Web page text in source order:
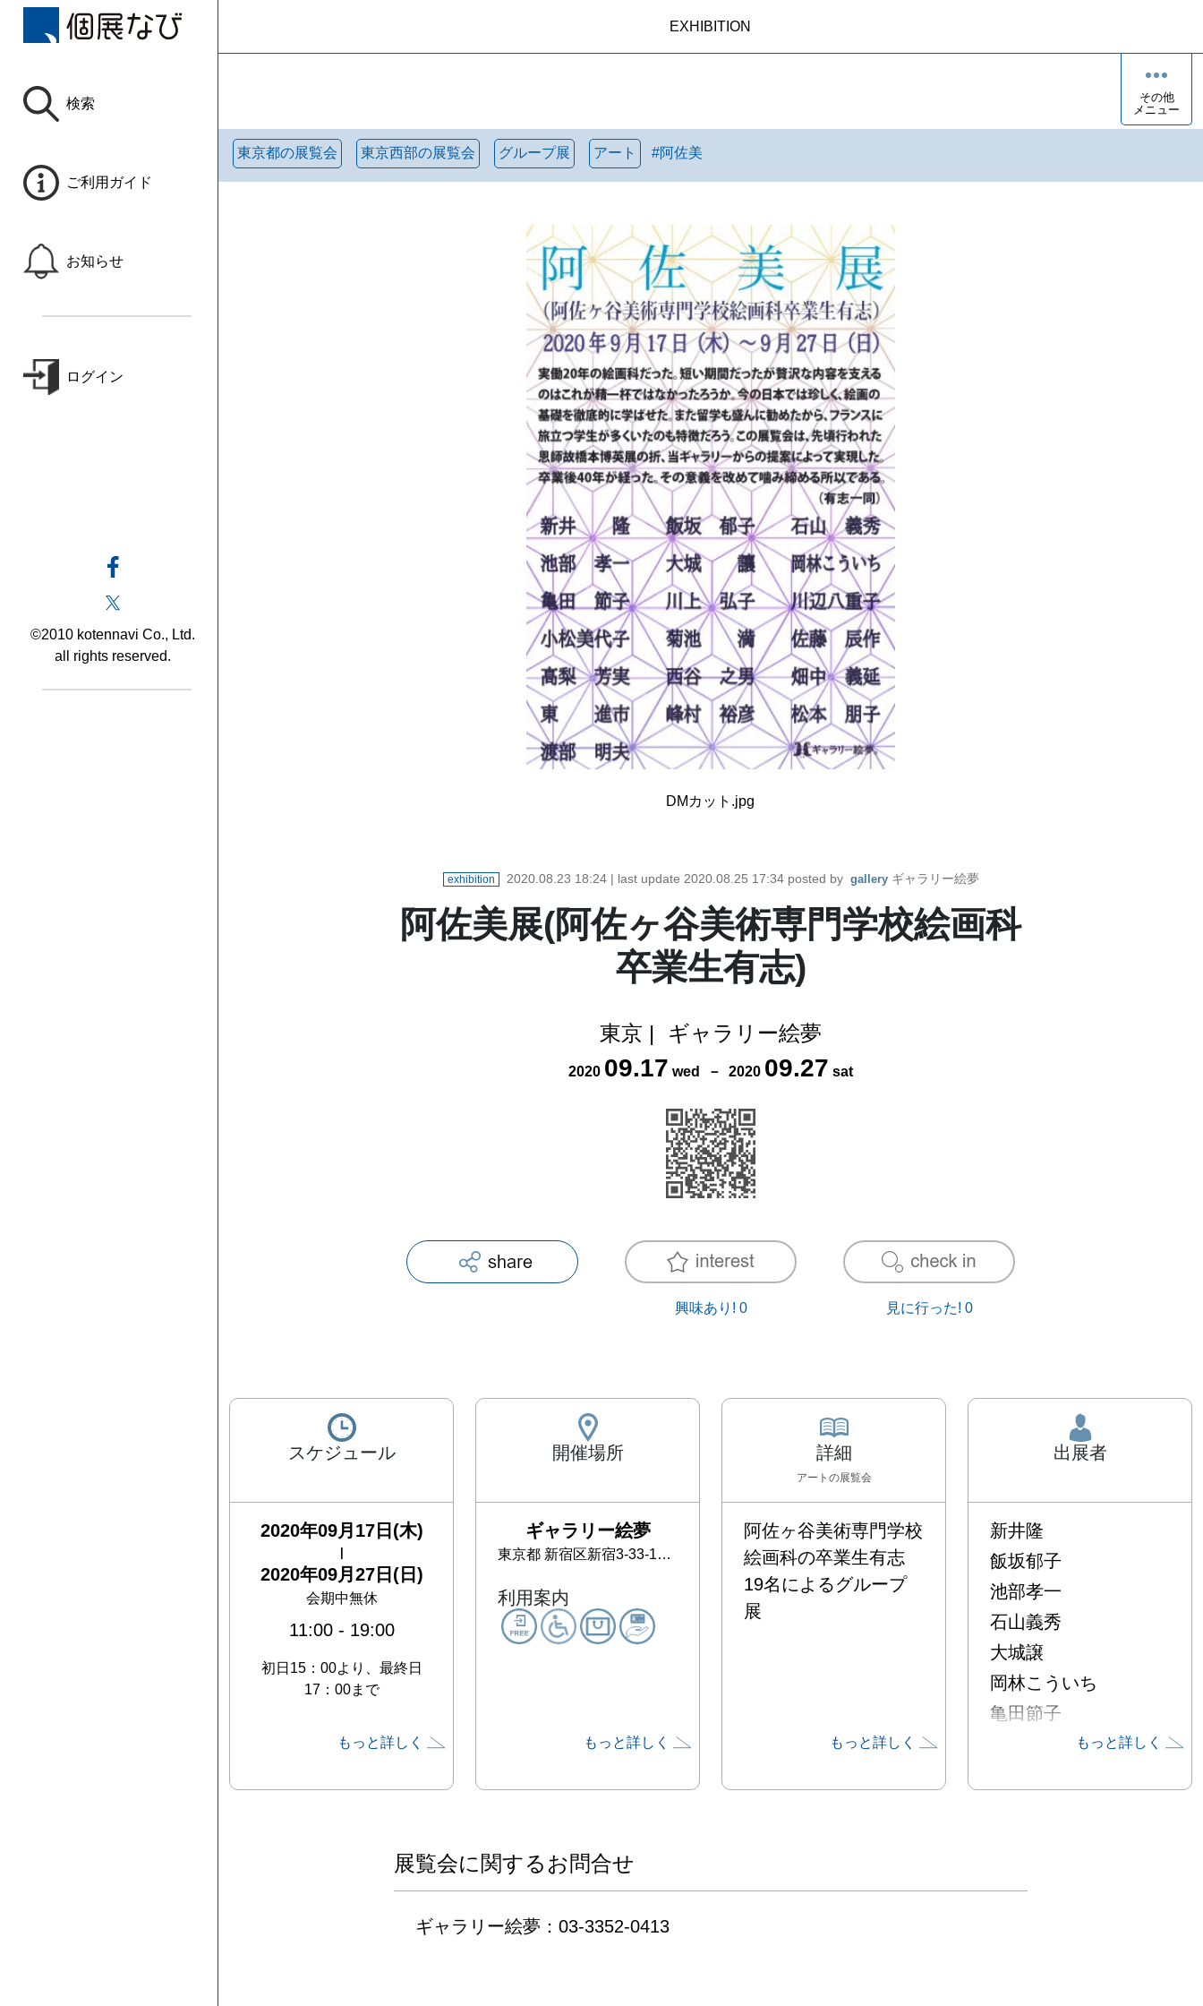
検索
ご利用ガイド
お知らせ
ログイン
©2010 kotennavi Co., Ltd.
all rights reserved.
EXHIBITION
その他
メニュー
東京都の展覧会 東京西部の展覧会 グループ展 アート #阿佐美
DMカット.jpg
exhibition 2020.08.23 18:24| last update 2020.08.25 17:34posted by gallery ギャラリー絵夢
阿佐美展(阿佐ヶ谷美術専門学校絵画科
卒業生有志)
東京 | ギャラリー絵夢
2020 09.17 wed － 2020 09.27 sat
興味あり! 0 見に行った! 0
スケジュール
2020年09月17日(木)
2020年09月27日(日)
会期中無休
11:00- 19:00
初日15：00より、最終日
17：00まで
もっと詳しく
開催場所
ギャラリー絵夢
東京都 新宿区新宿3-33-10 モリエールビル3F
利用案内
もっと詳しく
詳細
アート の展覧会
阿佐ヶ谷美術専門学校
絵画科の卒業生有志
19名によるグループ
展
もっと詳しく
出展者
新井隆
飯坂郁子
池部孝一
石山義秀
大城譲
岡林こういち
亀田節子
もっと詳しく
展覧会に関するお問合せ
ギャラリー絵夢：03-3352-0413